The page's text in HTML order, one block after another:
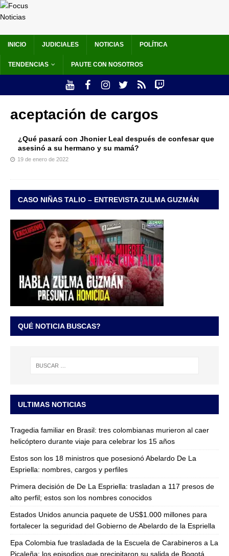
INICIO JUDICIALES NOTICIAS POLÍTICA
TENDENCIAS PAUTE CON NOSOTROS
aceptación de cargos
¿Qué pasará con Jhonier Leal después de confesar que
asesinó a su hermano y su mamá?
19 de enero de 2022
CASO NIÑAS TALIO – ENTREVISTA ZULMA GUZMÁN
QUÉ NOTICIA BUSCAS?
ULTIMAS NOTICIAS
Tragedia familiar en Brasil: tres colombianas murieron al caer
helicóptero durante viaje para celebrar los 15 años
Estos son los 18 ministros que posesionó Abelardo De La
Espriella: nombres, cargos y perfiles
Primera decisión de De La Espriella: trasladan a 117 presos de
alto perfil; estos son los nombres conocidos
Estados Unidos anuncia paquete de US$1.000 millones para
fortalecer la seguridad del Gobierno de Abelardo de la Espriella
Epa Colombia fue trasladada de la Escuela de Carabineros a La
Picaleña: los episodios que precipitaron su salida de Bogotá